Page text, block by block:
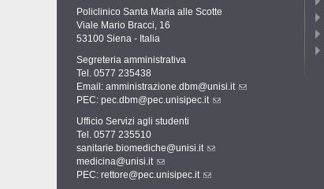
Policlinico Santa Maria alle Scotte
Viale Mario Bracci, 16
53100 Siena - Italia
Segreteria amministrativa
Tel. 0577 235438
Email: amministrazione.dbm@unisi.it
PEC: pec.dbm@pec.unisipec.it
Ufficio Servizi agli studenti
Tel. 0577 235510
sanitarie.biomediche@unisi.it
medicina@unisi.it
PEC: rettore@pec.unisipec.it